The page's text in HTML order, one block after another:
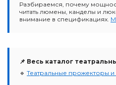
Разбираемся, почему
читать люмены, канделы и
внимание в спецификациях.
📌 Весь каталог
🔹 Театральные прожекторы и